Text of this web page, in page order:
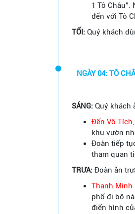
1 Tô
đến với Tô
TỐI:Quý khách
NGÀY 04: TÔ
SÁNG: Quý khách
Đến Vô
khu vườn
Đoàn tiếp
tham quan
TRƯA: Đoàn ăn
Thanh Minh
phố đi bộ
điển hình